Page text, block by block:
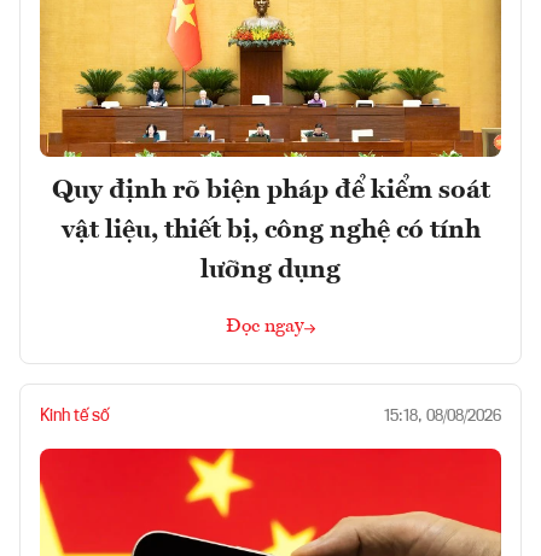
Quy định rõ biện pháp để kiểm soát
vật liệu, thiết bị, công nghệ có tính
lưỡng dụng
Đọc ngay
Kinh tế số 15:18, 08/08/2026